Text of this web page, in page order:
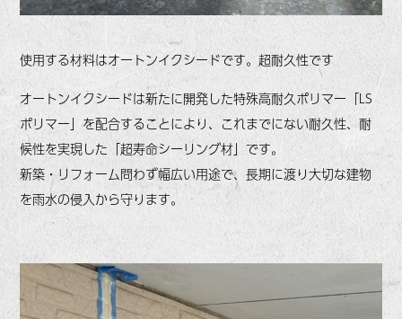
使用する材料はオートンイクシードです。超耐久性です
オートンイクシードは新たに開発した特殊高耐久ポリマー「LS
ポリマー」を配合することにより、これまでにない耐久性、耐
候性を実現した「超寿命シーリング材」です。
新築・リフォーム問わず幅広い用途で、長期に渡り大切な建物
を雨水の侵入から守ります。